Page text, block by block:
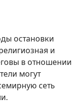
остановки
и
в отношении
могут
сеть